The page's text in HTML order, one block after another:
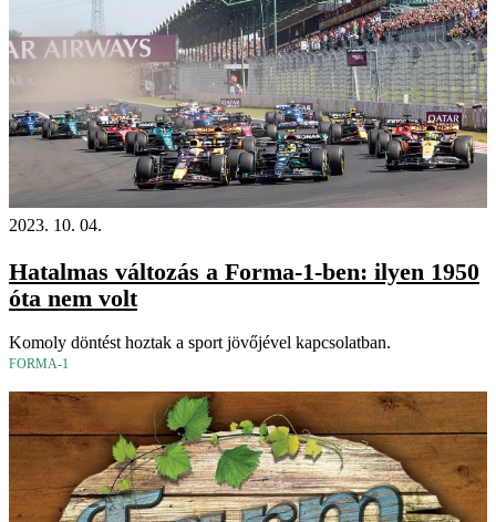
2023. 10. 04.
Hatalmas változás a Forma-1-ben: ilyen 1950
óta nem volt
Komoly döntést hoztak a sport jövőjével kapcsolatban.
FORMA-1